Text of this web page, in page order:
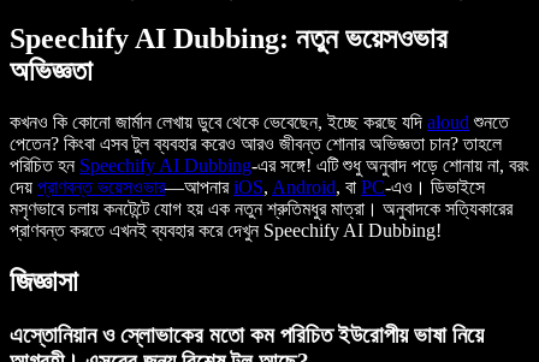
Speechify AI Dubbing: নতুন ভয়েসওভার
অভিজ্ঞতা
কখনও কি কোনো জার্মান লেখায় ডুবে থেকে ভেবেছেন, ইচ্ছে করছে যদি aloud শুনতে
পেতেন? কিংবা এসব টুল ব্যবহার করেও আরও জীবন্ত শোনার অভিজ্ঞতা চান? তাহলে
পরিচিত হন Speechify AI Dubbing-এর সঙ্গে! এটি শুধু অনুবাদ পড়ে শোনায় না, বরং
দেয় প্রাণবন্ত ভয়েসওভার—আপনারiOS, Android, বা PC-এও। ডিভাইসে
মসৃণভাবে চলায় কনটেন্টে যোগ হয় এক নতুন শ্রুতিমধুর মাত্রা। অনুবাদকে সত্যিকারের
প্রাণবন্ত করতে এখনই ব্যবহার করে দেখুন Speechify AI Dubbing!
জিজ্ঞাসা
এস্তোনিয়ান ও স্লোভাকের মতো কম পরিচিত ইউরোপীয় ভাষা নিয়ে